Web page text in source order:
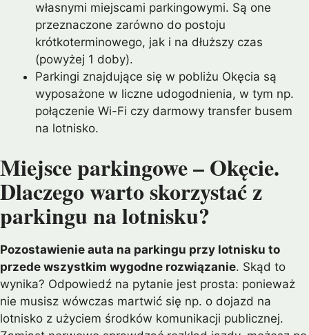
własnymi miejscami parkingowymi. Są one
przeznaczone zarówno do postoju
krótkoterminowego, jak i na dłuższy czas
(powyżej 1 doby).
Parkingi znajdujące się w pobliżu Okęcia są
wyposażone w liczne udogodnienia, w tym np.
połączenie Wi-Fi czy darmowy transfer busem
na lotnisko.
Miejsce parkingowe – Okęcie.
Dlaczego warto skorzystać z
parkingu na lotnisku?
Pozostawienie auta na parkingu przy lotnisku to
przede wszystkim wygodne rozwiązanie. Skąd to
wynika? Odpowiedź na pytanie jest prosta: ponieważ
nie musisz wówczas martwić się np. o dojazd na
lotnisko z użyciem środków komunikacji publicznej.